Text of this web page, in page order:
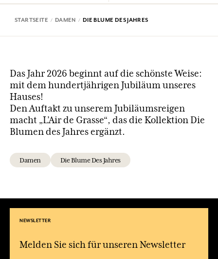
STARTSEITE DAMEN DIE BLUME DES JAHRES
Das Jahr 2026 beginnt auf die schönste Weise:
mit dem hundertjährigen Jubiläum unseres
Hauses!
Den Auftakt zu unserem Jubiläumsreigen
macht „L’Air de Grasse“, das die Kollektion Die
Blumen des Jahres ergänzt.
Damen Die Blume Des Jahres
NEWSLETTER
Melden Sie sich für unseren Newsletter